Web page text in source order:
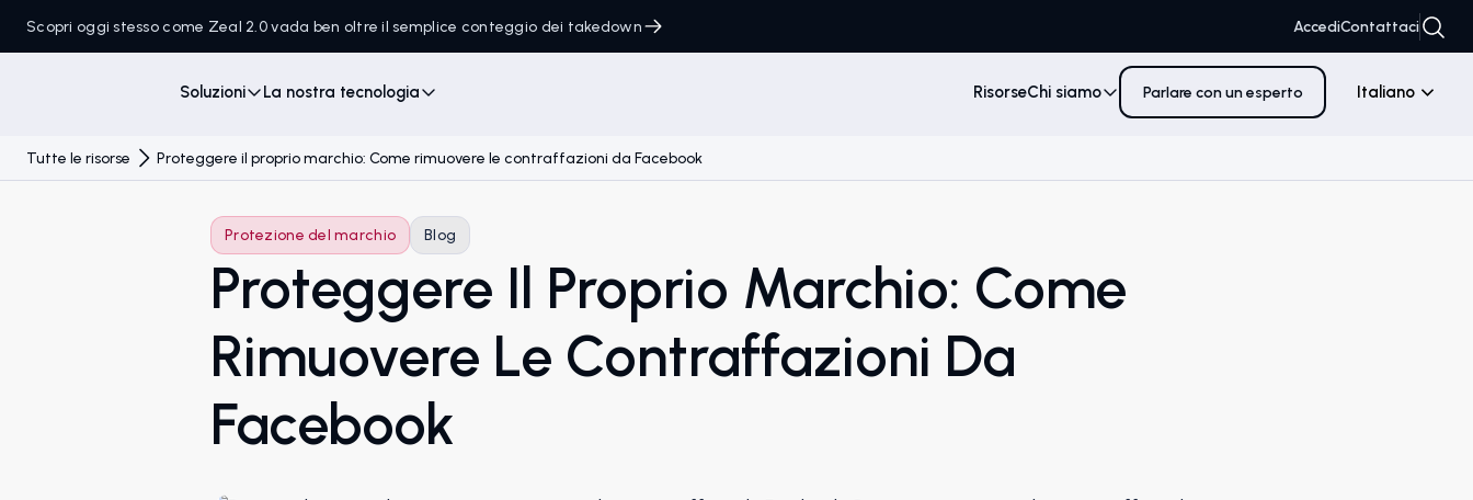
Scopri oggi stesso come Zeal 2.0 vada ben oltre il semplice conteggio dei takedown AccediContattaci
Soluzioni La nostra tecnologia RisorseChi siamo Parlare con un esperto Italiano
Tutte le risorse Proteggere il proprio marchio: Come rimuovere le contraffazioni da Facebook
Protezione del marchio Blog
Proteggere Il Proprio Marchio: Come
Rimuovere Le Contraffazioni Da
Facebook